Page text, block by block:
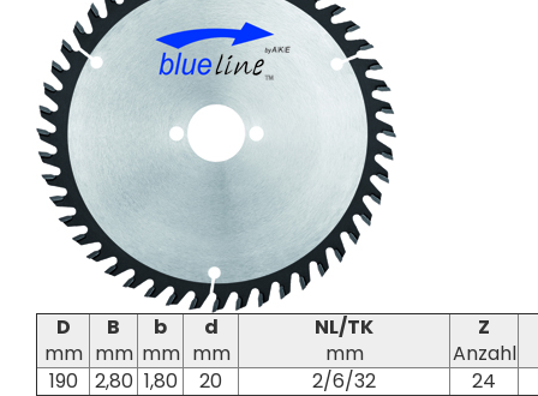
D
mm
B
mm
b
mm
d
mm
NL/TK
mm
Z
Anzahl
190
2,80 1,80 20 2/6/32
24